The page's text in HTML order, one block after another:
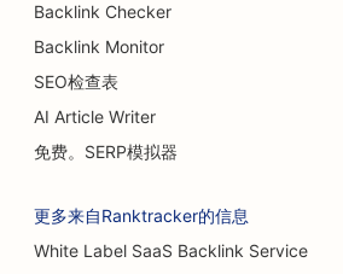
Backlink Checker
Backlink Monitor
SEO检查表
AI Article Writer
免费。SERP模拟器
更多来自Ranktracker的信息
White Label SaaS Backlink Service